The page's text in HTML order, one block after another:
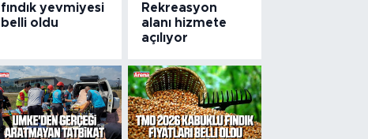
fındık yevmiyesi
belli oldu
Rekreasyon
alanı hizmete
açılıyor